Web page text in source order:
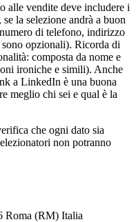
alle vendite deve includere i
la selezione andrà a buon
di telefono, indirizzo
opzionali). Ricorda di
composta da nome e
ironiche e simili). Anche
a LinkedIn è una buona
meglio chi sei e qual è la
che ogni dato sia
non potranno
Roma (RM) Italia